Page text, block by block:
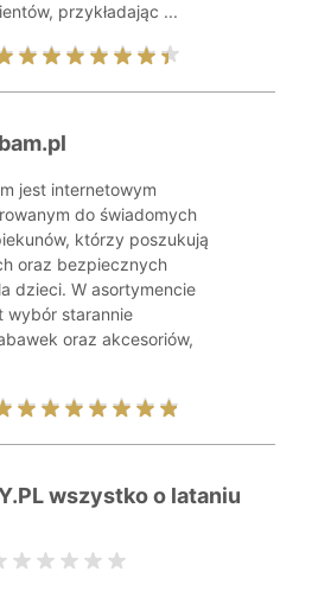
przykładając ...
jest internetowym
do świadomych
którzy poszukują
oraz bezpiecznych
dzieci. W asortymencie
wybór starannie
oraz akcesoriów,
wszystko o lataniu